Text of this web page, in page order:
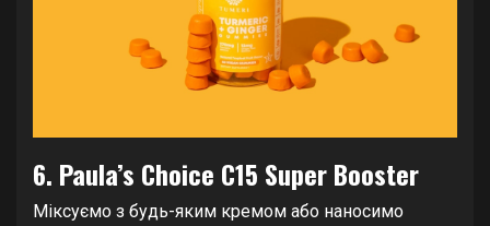
6. Paula’s Choice C15 Super Booster
Міксуємо з будь-яким кремом або наносимо